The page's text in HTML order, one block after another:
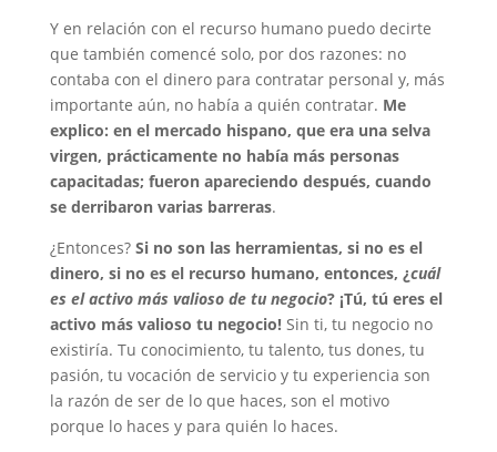
Y en relación con el recurso humano puedo decirte
que también comencé solo, por dos razones: no
contaba con el dinero para contratar personal y, más
importante aún, no había a quién contratar. Me
explico: en el mercado hispano, que era una selva
virgen, prácticamente no había más personas
capacitadas; fueron apareciendo después, cuando
se derribaron varias barreras.
¿Entonces? Si no son las herramientas, si no es el
dinero, si no es el recurso humano, entonces, ¿cuál
es el activo más valioso de tu negocio? ¡Tú, tú eres el
activo más valioso tu negocio!Sin ti, tu negocio no
existiría. Tu conocimiento, tu talento, tus dones, tu
pasión, tu vocación de servicio y tu experiencia son
la razón de ser de lo que haces, son el motivo
porque lo haces y para quién lo haces.